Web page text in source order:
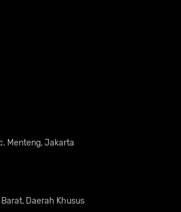
Menteng, Jakarta
Daerah Khusus